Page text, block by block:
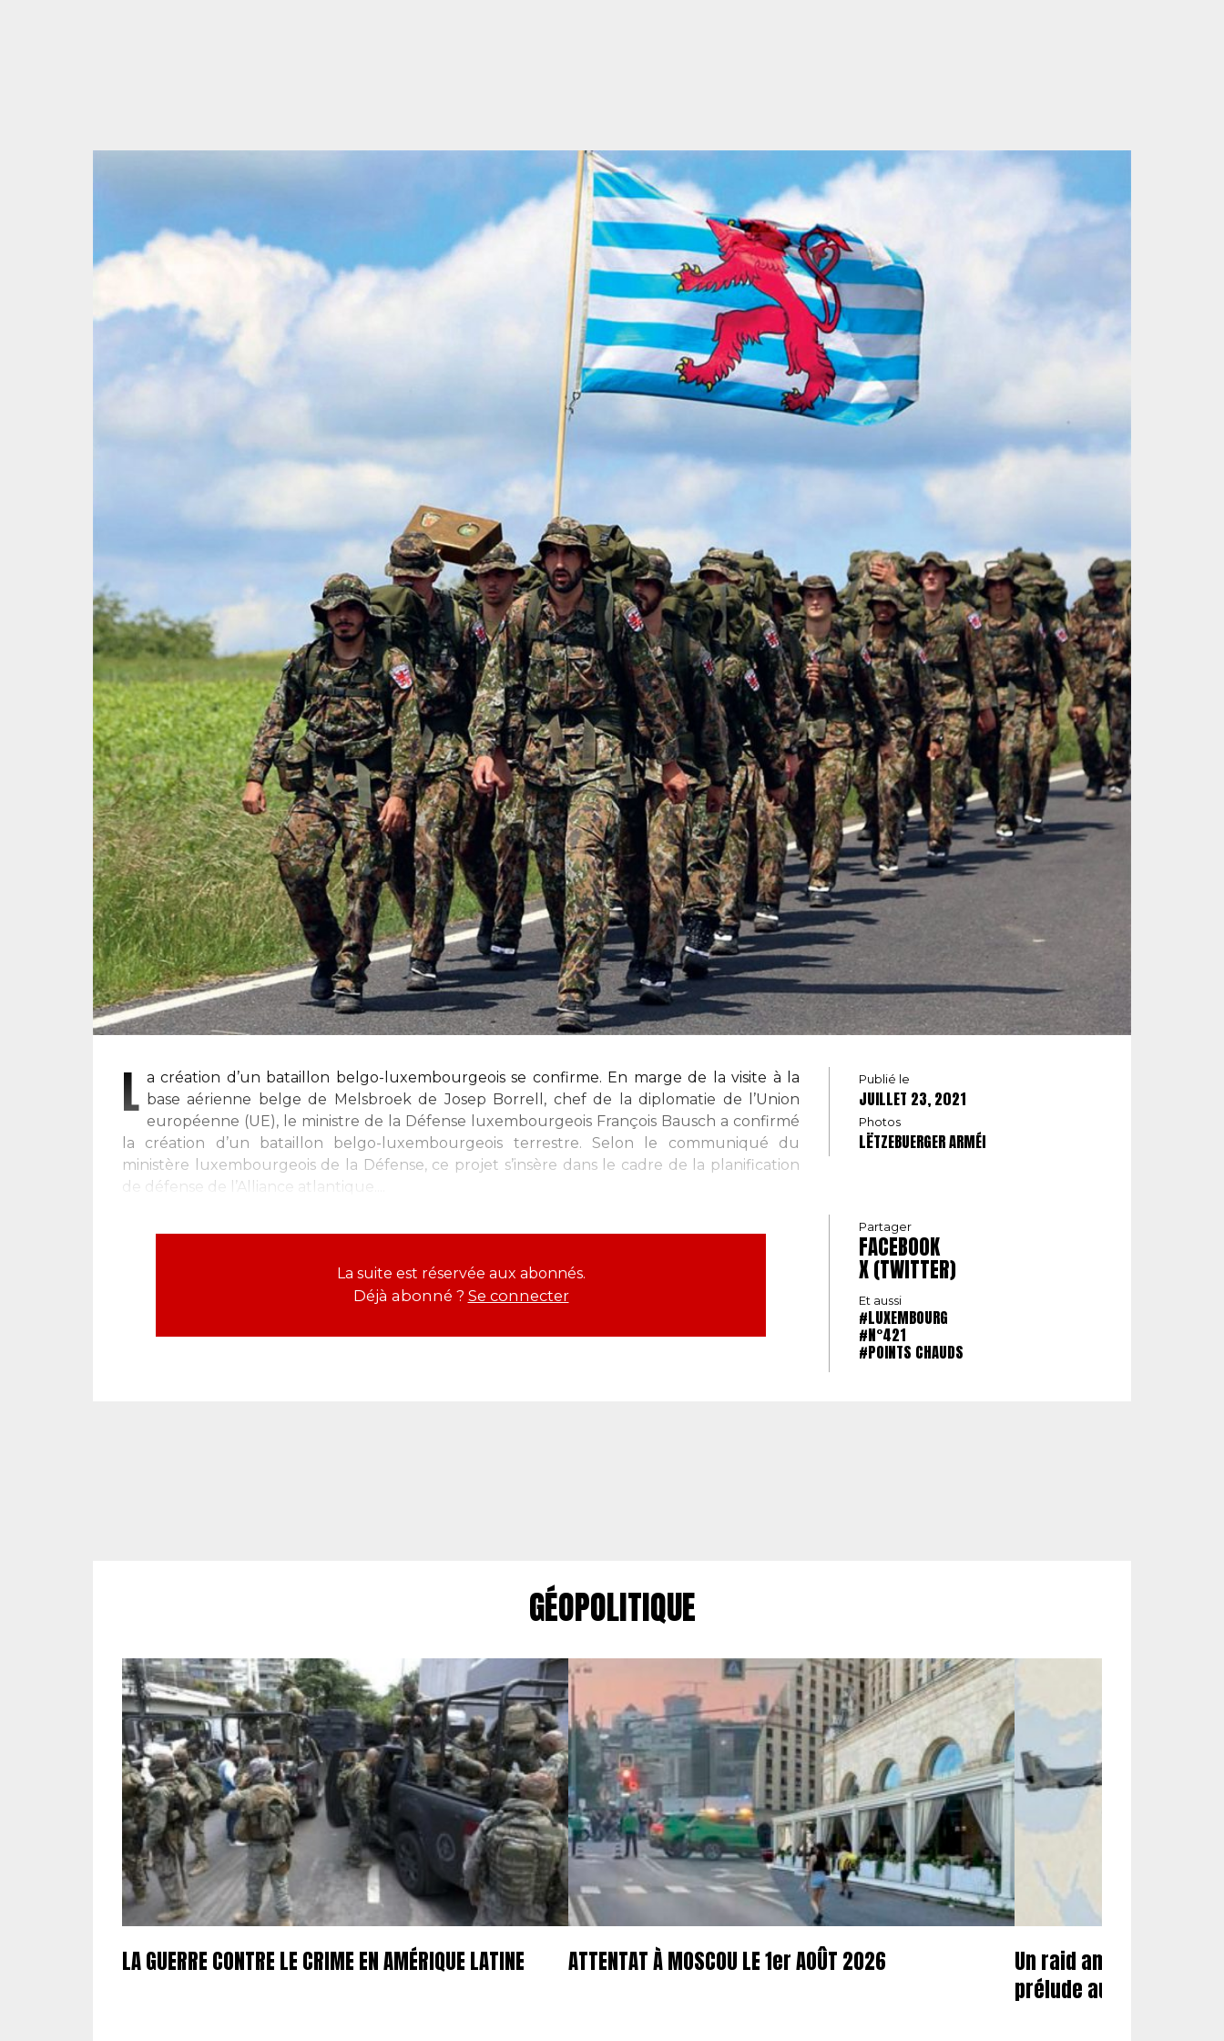
L a création d’un bataillon belgo-luxembourgeois se confirme. En marge de la visite à la
base aérienne belge de Melsbroek de Josep Borrell, chef de la diplomatie de l’Union
européenne (UE), le ministre de la Défense luxembourgeois François Bausch a confirmé
la création d’un bataillon belgo-luxembourgeois terrestre. Selon le communiqué du
ministère luxembourgeois de la Défense, ce projet s’insère dans le cadre de la planification
de défense de l’Alliance atlantique....
La suite est réservée aux abonnés.
Déjà abonné ? Se connecter
Publié le
JUILLET 23, 2021
Photos
LËTZEBUERGER ARMÉI
Partager
FACEBOOK
X (TWITTER)
Et aussi
#LUXEMBOURG
#N°421
#POINTS CHAUDS
GÉOPOLITIQUE
LA GUERRE CONTRE LE CRIME EN AMÉRIQUE LATINE ATTENTAT À MOSCOU LE 1er AOÛT 2026
Un raid américano-
prélude aux nouvelles